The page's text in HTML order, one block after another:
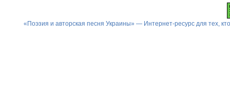
«Поэзия и авторская песня Украины» — Интернет-ресурс для тех,